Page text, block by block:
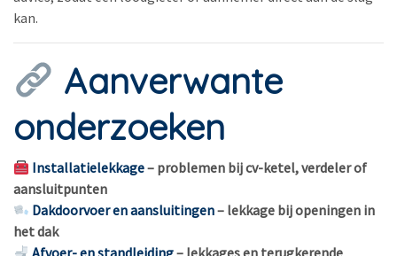
kan.
Aanverwante
onderzoeken
Installatielekkage– problemen bij cv-ketel, verdeler of
aansluitpunten
Dakdoorvoer en aansluitingen– lekkage bij openingen in
het dak
Afvoer- en standleiding– lekkages en terugkerende